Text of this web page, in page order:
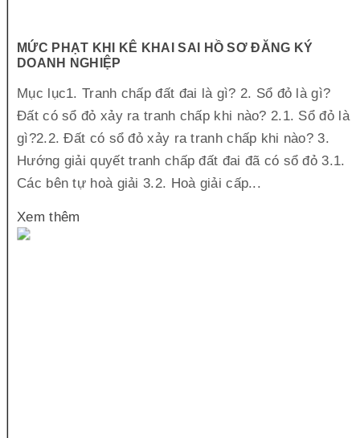
MỨC PHẠT KHI KÊ KHAI SAI HỒ SƠ ĐĂNG KÝ
DOANH NGHIỆP
Mục lục1. Tranh chấp đất đai là gì? 2. Sổ đỏ là gì?
Đất có sổ đỏ xảy ra tranh chấp khi nào? 2.1. Sổ đỏ là
gì?2.2. Đất có sổ đỏ xảy ra tranh chấp khi nào? 3.
Hướng giải quyết tranh chấp đất đai đã có sổ đỏ 3.1.
Các bên tự hoà giải 3.2. Hoà giải cấp...
Xem thêm